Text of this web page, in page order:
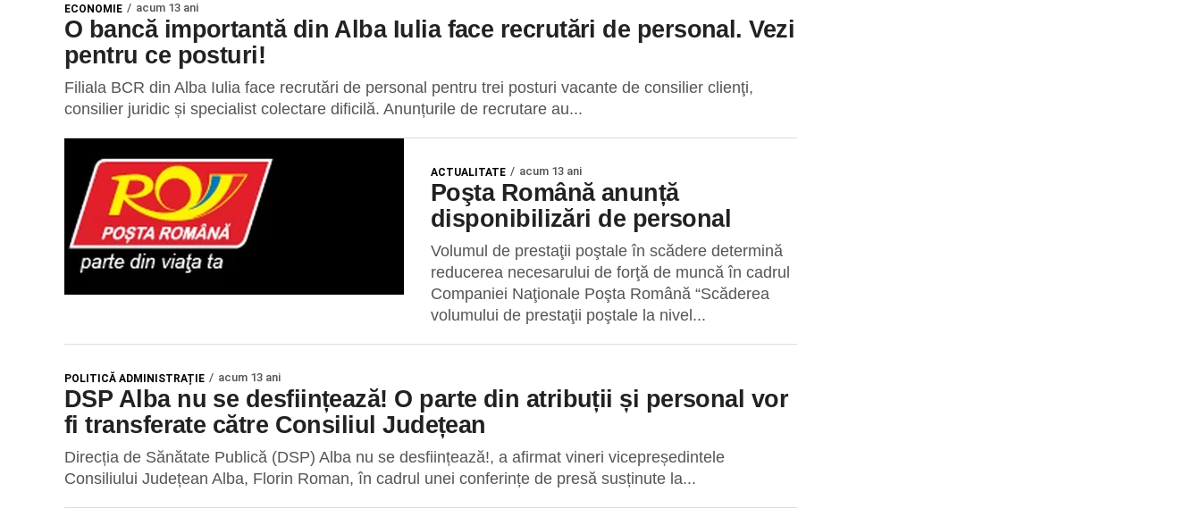
ECONOMIE acum 13 ani
O bancă importantă din Alba Iulia face recrutări de personal. Vezi
pentru ce posturi!
Filiala BCR din Alba Iulia face recrutări de personal pentru trei posturi vacante de consilier clienţi,
consilier juridic și specialist colectare dificilă. Anunțurile de recrutare au...
ACTUALITATE acum 13 ani
Poşta Română anunță
disponibilizări de personal
Volumul de prestaţii poştale în scădere determină
reducerea necesarului de forţă de muncă în cadrul
Companiei Naţionale Poşta Română “Scăderea
volumului de prestaţii poştale la nivel...
POLITICĂ ADMINISTRAȚIE acum 13 ani
DSP Alba nu se desființează! O parte din atribuții și personal vor
fi transferate către Consiliul Județean
Direcția de Sănătate Publică (DSP) Alba nu se desființează!, a afirmat vineri vicepreședintele
Consiliului Județean Alba, Florin Roman, în cadrul unei conferințe de presă susținute la...